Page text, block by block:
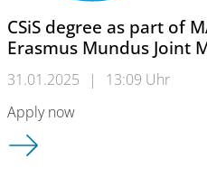
CSiS degree as part of
Erasmus Mundus Joint
31.01.2025 |
13:09 Uhr
Apply now
CSiS degree as part of